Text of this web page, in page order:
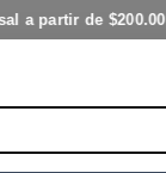
a partir de